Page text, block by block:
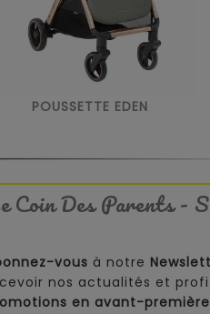
POUSSETTE EDEN
Coin Des Parents -
vous à notre
nos actualités et
en avant-